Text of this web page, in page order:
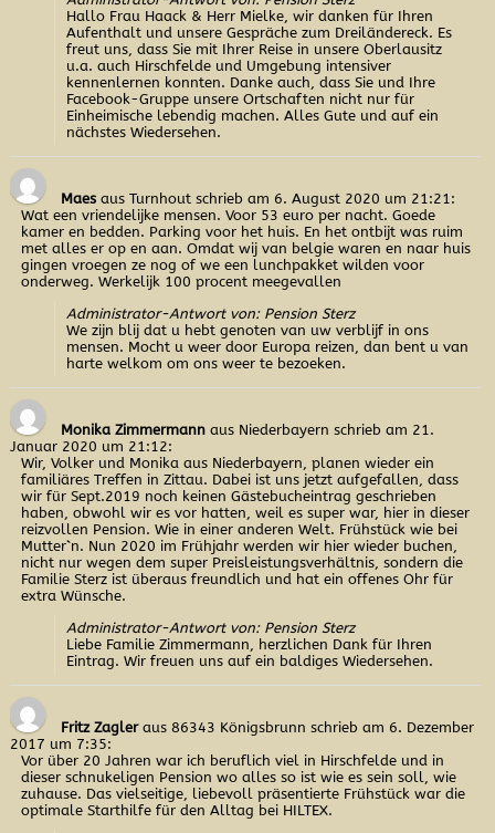
Hallo Frau Haack & Herr Mielke, wir danken für Ihren
Aufenthalt und unsere Gespräche zum Dreiländereck. Es
freut uns, dass Sie mit Ihrer Reise in unsere Oberlausitz
u.a. auch Hirschfelde und Umgebung intensiver
kennenlernen konnten. Danke auch, dass Sie und Ihre
Facebook-Gruppe unsere Ortschaften nicht nur für
Einheimische lebendig machen. Alles Gute und auf ein
nächstes Wiedersehen.
Maes aus Turnhout schrieb am 6. August 2020 um 21:21:
Wat een vriendelijke mensen. Voor 53 euro per nacht. Goede
kamer en bedden. Parking voor het huis. En het ontbijt was ruim
met alles er op en aan. Omdat wij van belgie waren en naar huis
gingen vroegen ze nog of we een lunchpakket wilden voor
onderweg. Werkelijk 100 procent meegevallen
Administrator-Antwort von: Pension Sterz
We zijn blij dat u hebt genoten van uw verblijf in ons
mensen. Mocht u weer door Europa reizen, dan bent u van
harte welkom om ons weer te bezoeken.
Monika Zimmermann aus Niederbayern schrieb am 21.
Januar 2020 um 21:12:
Wir, Volker und Monika aus Niederbayern, planen wieder ein
familiäres Treffen in Zittau. Dabei ist uns jetzt aufgefallen, dass
wir für Sept.2019 noch keinen Gästebucheintrag geschrieben
haben, obwohl wir es vor hatten, weil es super war, hier in dieser
reizvollen Pension. Wie in einer anderen Welt. Frühstück wie bei
Mutter`n. Nun 2020 im Frühjahr werden wir hier wieder buchen,
nicht nur wegen dem super Preisleistungsverhältnis, sondern die
Familie Sterz ist überaus freundlich und hat ein offenes Ohr für
extra Wünsche.
Administrator-Antwort von: Pension Sterz
Liebe Familie Zimmermann, herzlichen Dank für Ihren
Eintrag. Wir freuen uns auf ein baldiges Wiedersehen.
Fritz Zagler aus 86343 Königsbrunn schrieb am 6. Dezember
2017 um 7:35:
Vor über 20 Jahren war ich beruflich viel in Hirschfelde und in
dieser schnukeligen Pension wo alles so ist wie es sein soll, wie
zuhause. Das vielseitige, liebevoll präsentierte Frühstück war die
optimale Starthilfe für den Alltag bei HILTEX.